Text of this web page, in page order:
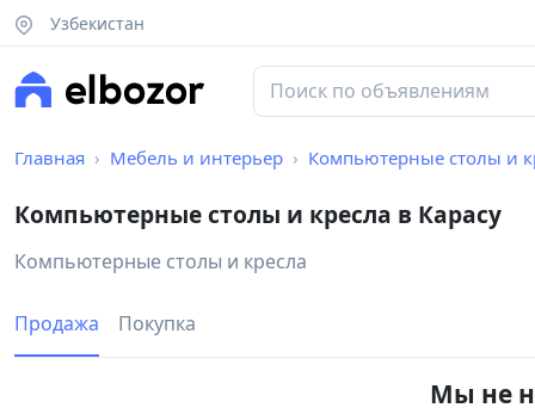
Узбекистан
Главная Мебель и интерьер Компьютерные столы и
Компьютерные столы и кресла в Карасу
Компьютерные столы и кресла
Продажа Покупка
Мы не